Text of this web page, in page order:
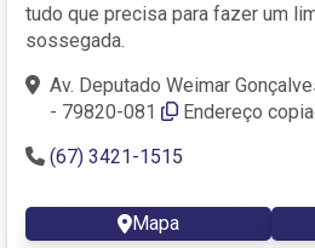
tudo que precisa para fazer um
sossegada.
Av. Deputado Weimar
- 79820-081
Endereço
(67) 3421-1515
Mapa